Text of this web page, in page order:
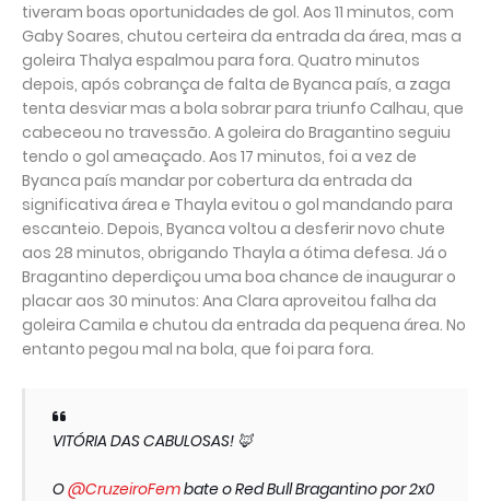
tiveram boas oportunidades de gol. Aos 11 minutos, com
Gaby Soares, chutou certeira da entrada da área, mas a
goleira Thalya espalmou para fora. Quatro minutos
depois, após cobrança de falta de Byanca país, a zaga
tenta desviar mas a bola sobrar para triunfo Calhau, que
cabeceou no travessão. A goleira do Bragantino seguiu
tendo o gol ameaçado. Aos 17 minutos, foi a vez de
Byanca país mandar por cobertura da entrada da
significativa área e Thayla evitou o gol mandando para
escanteio. Depois, Byanca voltou a desferir novo chute
aos 28 minutos, obrigando Thayla a ótima defesa. Já o
Bragantino deperdiçou uma boa chance de inaugurar o
placar aos 30 minutos: Ana Clara aproveitou falha da
goleira Camila e chutou da entrada da pequena área. No
entanto pegou mal na bola, que foi para fora.
VITÓRIA DAS CABULOSAS! 🦊
O@CruzeiroFembate o Red Bull Bragantino por 2x0